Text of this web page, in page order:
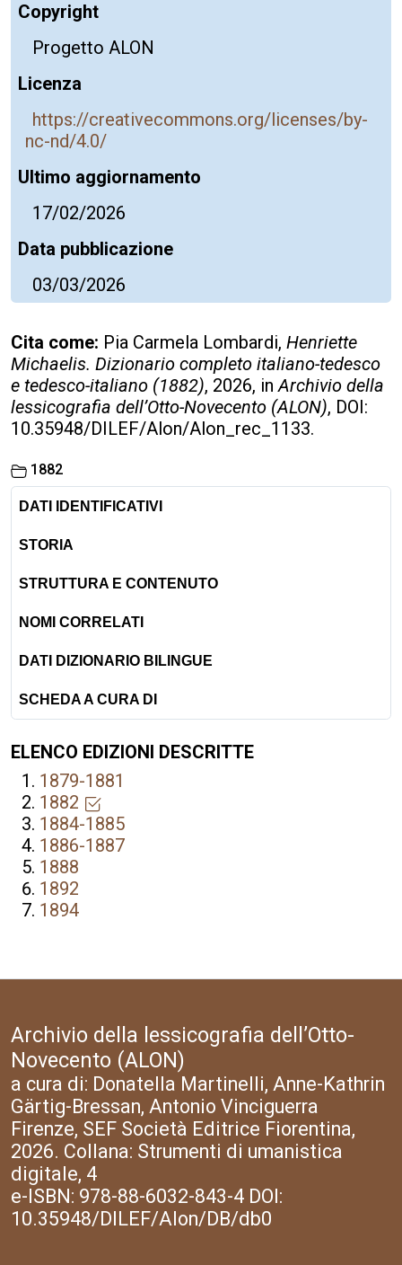
Copyright
Progetto ALON
Licenza
https://creativecommons.org/licenses/by-
nc-nd/4.0/
Ultimo aggiornamento
17/02/2026
Data pubblicazione
03/03/2026
Cita come: Pia Carmela Lombardi, Henriette
Michaelis. Dizionario completo italiano-tedesco
e tedesco-italiano (1882), 2026, inArchivio della
lessicografia dell’Otto-Novecento (ALON), DOI:
10.35948/DILEF/Alon/Alon_rec_1133.
1882
DATI IDENTIFICATIVI
STORIA
STRUTTURA E CONTENUTO
NOMI CORRELATI
DATI DIZIONARIO BILINGUE
SCHEDA A CURA DI
ELENCO EDIZIONI DESCRITTE
1879-1881
1882
1884-1885
1886-1887
1888
1892
1894
Archivio della lessicografia dell’Otto-
Novecento (ALON)
a cura di: Donatella Martinelli, Anne-Kathrin
Gärtig-Bressan, Antonio Vinciguerra
Firenze, SEF Società Editrice Fiorentina,
2026. Collana: Strumenti di umanistica
digitale, 4
e-ISBN: 978-88-6032-843-4 DOI:
10.35948/DILEF/Alon/DB/db0